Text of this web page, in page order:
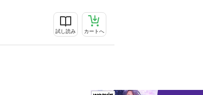
試し読み カートへ